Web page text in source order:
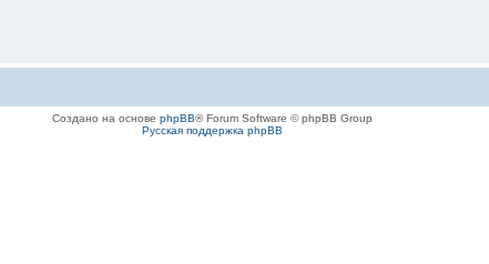
Создано на основе phpBB® Forum Software © phpBB Group
Русская поддержка phpBB